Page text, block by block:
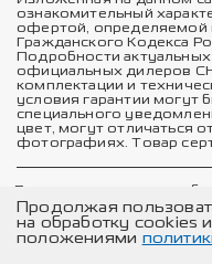
ознакомительный
офертой, определяемой
Гражданского Кодекса
Подробности
официальных дилеров
комплектации и
условия гарантии могут
специального
цвет, могут отличаться
фотографиях. Товар
Политика в отношении
Политика
Согласие на обработку
Соглашение об
Продолжая
на обработку cookies
положениями